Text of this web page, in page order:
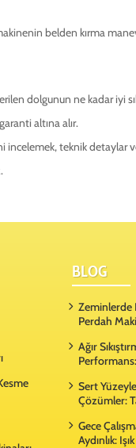
belden kırma
dolgunun ne kadar iyi
altına alır.
teknik
BLOG
Zeminlerde
Perdah
Ağır
Sert
Çözümler:
Gece
Aydınlık: